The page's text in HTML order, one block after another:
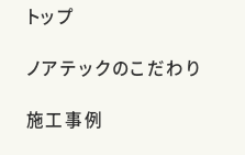
トップ
ノアテックのこだわり
施工事例